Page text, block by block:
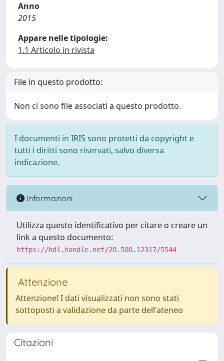
Anno
2015
Appare nelle tipologie:
1.1 Articolo in rivista
File in questo prodotto:
Non ci sono file associati a questo prodotto.
I documenti in IRIS sono protetti da copyright e
tutti i diritti sono riservati, salvo diversa
indicazione.
Informazioni
Utilizza questo identificativo per citare o creare un
link a questo documento:
https://hdl.handle.net/20.500.12317/5544
Attenzione
Attenzione! I dati visualizzati non sono stati
sottoposti a validazione da parte dell'ateneo
Citazioni